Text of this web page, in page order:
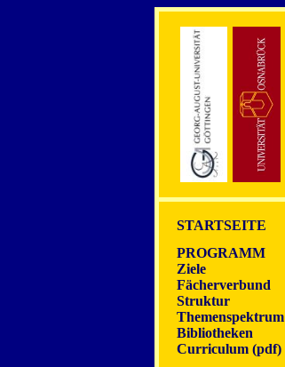
STARTSEITE
PROGRAMM
Ziele
Fächerverbund
Struktur
Themenspektrum
Bibliotheken
Curriculum (pdf)